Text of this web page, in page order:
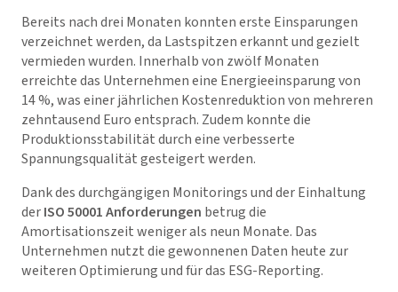
Bereits nach drei Monaten konnten erste Einsparungen
verzeichnet werden, da Lastspitzen erkannt und gezielt
vermieden wurden. Innerhalb von zwölf Monaten
erreichte das Unternehmen eine Energieeinsparung von
14 %, was einer jährlichen Kostenreduktion von mehreren
zehntausend Euro entsprach. Zudem konnte die
Produktionsstabilität durch eine verbesserte
Spannungsqualität gesteigert werden.
Dank des durchgängigen Monitorings und der Einhaltung
derISO 50001 Anforderungen betrug die
Amortisationszeit weniger als neun Monate. Das
Unternehmen nutzt die gewonnenen Daten heute zur
weiteren Optimierung und für das ESG-Reporting.